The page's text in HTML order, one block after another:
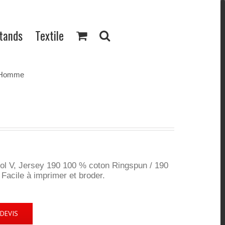
Textile
V, Jersey 190 100 % coton Ringspun / 190
à imprimer et broder.